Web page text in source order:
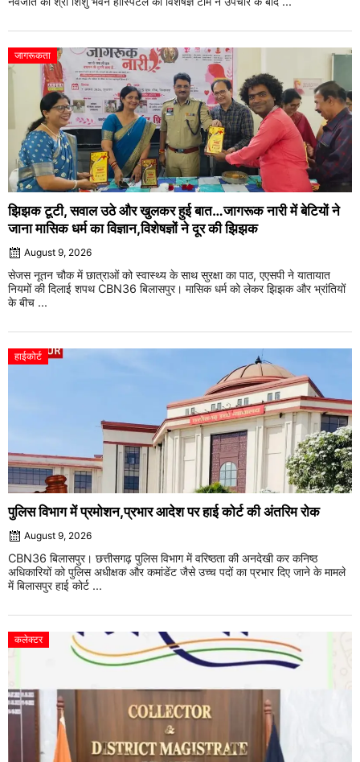
जागरूकता
झिझक टूटी, सवाल उठे और खुलकर हुई बात…जागरूक नारी में बेटियों ने
जाना मासिक धर्म का विज्ञान,विशेषज्ञों ने दूर की झिझक
August 9, 2026
सेजस नूतन चौक में छात्राओं को स्वास्थ्य के साथ सुरक्षा का पाठ, एएसपी ने यातायात
नियमों की दिलाई शपथ CBN36 बिलासपुर। मासिक धर्म को लेकर झिझक और भ्रांतियों
के बीच ...
हाईकोर्ट
पुलिस विभाग में प्रमोशन,प्रभार आदेश पर हाई कोर्ट की अंतरिम रोक
August 9, 2026
CBN36 बिलासपुर। छत्तीसगढ़ पुलिस विभाग में वरिष्ठता की अनदेखी कर कनिष्ठ
अधिकारियों को पुलिस अधीक्षक और कमांडेंट जैसे उच्च पदों का प्रभार दिए जाने के मामले
में बिलासपुर हाई कोर्ट ...
कलेक्टर